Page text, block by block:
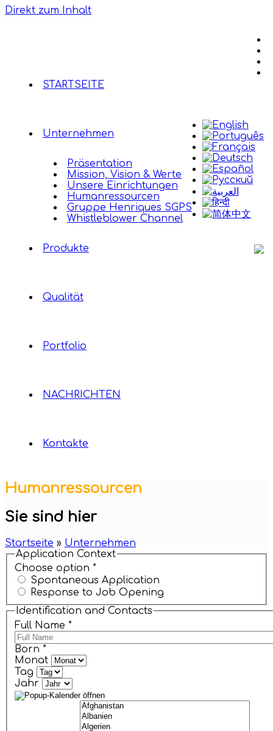
Direkt zum Inhalt
STARTSEITE
Unternehmen
Präsentation
Mission, Vision & Werte
Unsere Einrichtungen
Humanressourcen
Gruppe Henriques SGPS
Whistleblower Channel
Produkte
Qualität
Portfolio
NACHRICHTEN
Kontakte
Humanressourcen
Sie sind hier
Startseite » Unternehmen
Application Context
Choose option *
Spontaneous Application
Response to Job Opening
Identification and Contacts
Full Name *
Born *
Monat
Tag
Jahr